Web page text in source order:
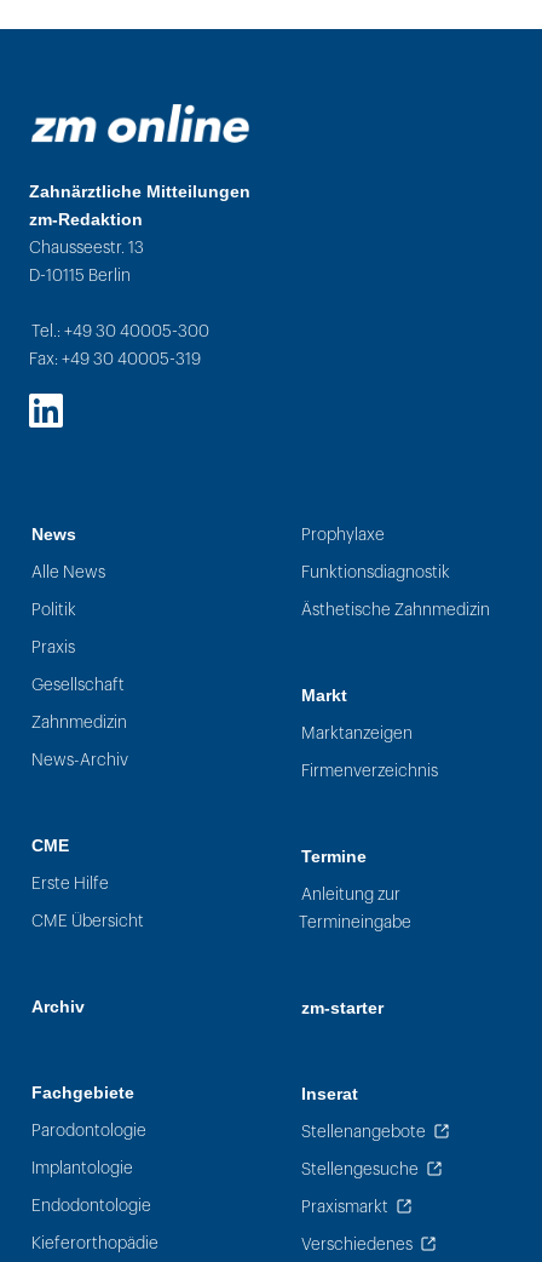
Zahnärztliche Mitteilungen
zm-Redaktion
Chausseestr. 13
D-10115 Berlin
Tel.: +49 30 40005-300
Fax: +49 30 40005-319
LinkedIn
News
Alle News
Politik
Praxis
Gesellschaft
Zahnmedizin
News-Archiv
CME
Erste Hilfe
CME Übersicht
Archiv
Fachgebiete
Parodontologie
Implantologie
Endodontologie
Kieferorthopädie
Prophylaxe
Funktionsdiagnostik
Ästhetische Zahnmedizin
Markt
Marktanzeigen
Firmenverzeichnis
Termine
Anleitung zur
Termineingabe
zm-starter
Inserat
Stellenangebote
Stellengesuche
Praxismarkt
Verschiedenes